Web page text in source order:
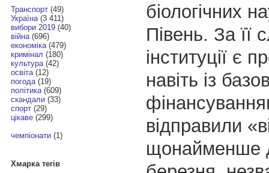
Транспорт(49)
Україна(3 411)
вибори 2019(40)
війна(696)
економіка(479)
кримінал (180)
культура(42)
освіта(12)
погода(19)
політика(609)
скандали(33)
спорт(29)
цікаве(299)
чемпіонати(1)
Хмарка тегів
біологічних
Півень. За її
інституції є
навіть із
відправили
щонайменше